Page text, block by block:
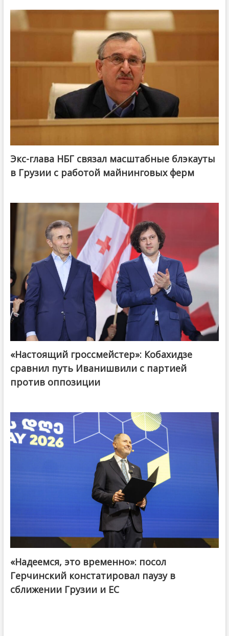
Экс-глава НБГ связал масштабные блэкауты
в Грузии с работой майнинговых ферм
@ქართული ოცნება / Georgian Dream
«Настоящий гроссмейстер»: Кобахидзе
сравнил путь Иванишвили с партией
против оппозиции
«Надеемся, это временно»: посол
Герчинский констатировал паузу в
сближении Грузии и ЕС